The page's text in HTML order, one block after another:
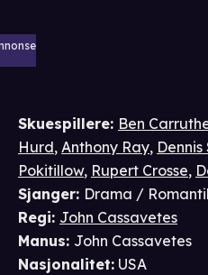
Skuespillere: Ben
Hurd, Anthony Ray,
Pokitillow, Rupert Crosse,
Sjanger: Drama /
Regi: John Cassavetes
Manus: John Cassavetes
Nasjonalitet: USA